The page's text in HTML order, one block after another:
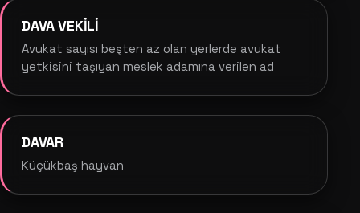
DAVA VEKİLİ
Avukat sayısı beşten az olan yerlerde avukat
yetkisini taşıyan meslek adamına verilen ad
DAVAR
Küçükbaş hayvan